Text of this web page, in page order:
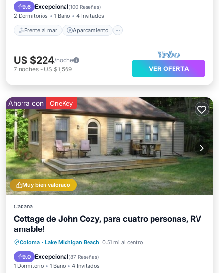
9.6 Excepcional(100 Reseñas)
2 Dormitorios 1 Baño 4 Invitados
Frente al mar Aparcamiento
Vista al mar
US $224/noche
7 noches - US $1,569 VER OFERTA
Muy bien valorado
Ahorra con OneKey
Cabaña
Cottage de John Cozy, para cuatro personas, RV
amable!
Coloma · Lake Michigan Beach 0.51 mi al centro
9.0 Excepcional(87 Reseñas)
1 Dormitorio 1 Baño 4 Invitados
Frente al mar
Aparcamiento
Vista al mar